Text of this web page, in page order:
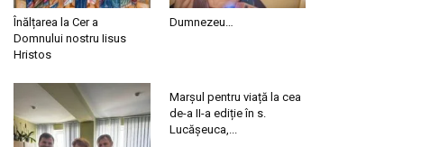
Înălțarea la Cer a
Domnului nostru Iisus
Hristos
Dumnezeu…
Marșul pentru viață la cea
de-a II-a ediție în s.
Lucășeuca,...